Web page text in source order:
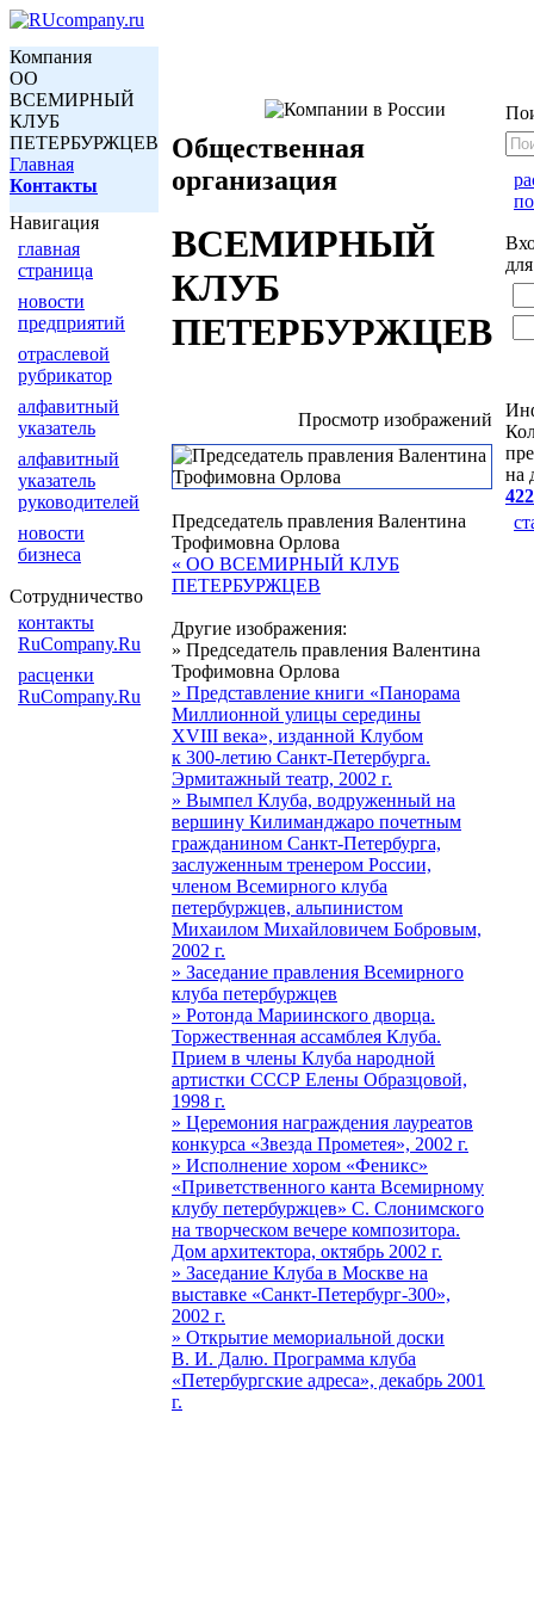
Компания
ОО
ВСЕМИРНЫЙ
КЛУБ
ПЕТЕРБУРЖЦЕВ
Главная
Контакты
Навигация
главная
страница
новости
предприятий
отраслевой
рубрикатор
алфавитный
указатель
алфавитный
указатель
руководителей
новости
бизнеса
Сотрудничество
контакты
RuCompany.Ru
расценки
RuCompany.Ru
Общественная
организация
ВСЕМИРНЫЙ
КЛУБ
ПЕТЕРБУРЖЦЕВ
Просмотр изображений
Председатель правления Валентина
Трофимовна Орлова
« ОО ВСЕМИРНЫЙ КЛУБ
ПЕТЕРБУРЖЦЕВ
Другие изображения:
» Председатель правления Валентина
Трофимовна Орлова
» Представление книги «Панорама
Миллионной улицы середины
XVIII века», изданной Клубом
к 300-летию Санкт-Петербурга.
Эрмитажный театр, 2002 г.
» Вымпел Клуба, водруженный на
вершину Килиманджаро почетным
гражданином Санкт-Петербурга,
заслуженным тренером России,
членом Всемирного клуба
петербуржцев, альпинистом
Михаилом Михайловичем Бобровым,
2002 г.
» Заседание правления Всемирного
клуба петербуржцев
» Ротонда Мариинского дворца.
Торжественная ассамблея Клуба.
Прием в члены Клуба народной
артистки СССР Елены Образцовой,
1998 г.
» Церемония награждения лауреатов
конкурса «Звезда Прометея», 2002 г.
» Исполнение хором «Феникс»
«Приветственного канта Всемирному
клубу петербуржцев» С. Слонимского
на творческом вечере композитора.
Дом архитектора, октябрь 2002 г.
» Заседание Клуба в Москве на
выставке «Санкт-Петербург-300»,
2002 г.
» Открытие мемориальной доски
В. И. Далю. Программа клуба
«Петербургские адреса», декабрь 2001
г.
на